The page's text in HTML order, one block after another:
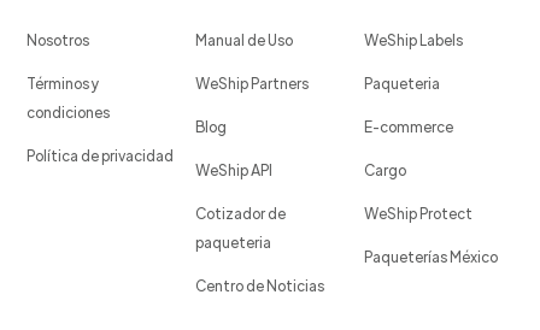
Nosotros
Términos y
condiciones
Política de privacidad
Manual de Uso
WeShip Partners
Blog
WeShip API
Cotizador de
paqueteria
Centro de Noticias
WeShip Labels
Paqueteria
E-commerce
Cargo
WeShip Protect
Paqueterías México